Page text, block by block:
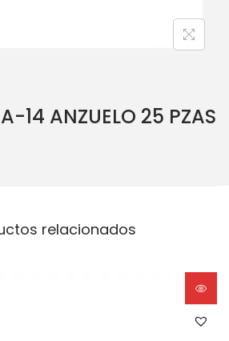
14 ANZUELO 25 PZAS
relacionados